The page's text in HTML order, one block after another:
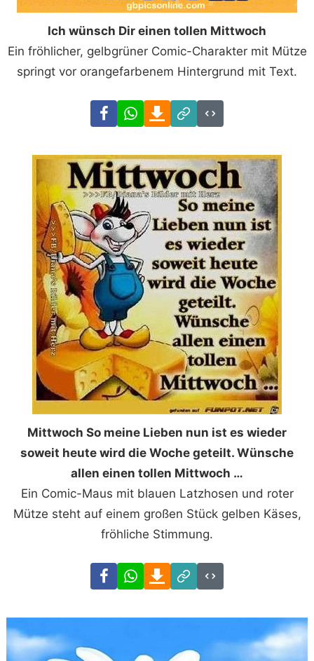
Ich wünsch Dir einen tollen Mittwoch
Ein fröhlicher, gelbgrüner Comic-Charakter mit Mütze
springt vor orangefarbenem Hintergrund mit Text.
FacebookWhatsAppDownload
Link
Code
Mittwoch So meine Lieben nun ist es wieder
soweit heute wird die Woche geteilt. Wünsсhe
allen einen tollen Mittwoch …
Ein Comic-Maus mit blauen Latzhosen und roter
Mütze steht auf einem großen Stück gelben Käses,
fröhliche Stimmung.
FacebookWhatsAppDownload
Link
Code